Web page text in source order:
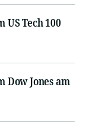
Tech 100
Jones am